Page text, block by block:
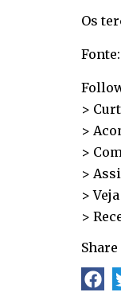
Os
>
>
>
>
>
>
Share